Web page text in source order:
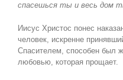
спасешься ты и весь дом
Иисус Христос понес
человек, искренне
Спасителем, способен был
любовью, которая прощает.